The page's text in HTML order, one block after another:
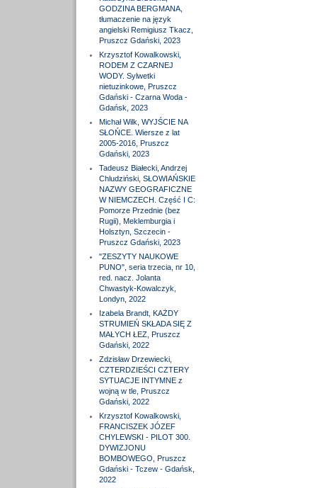
GODZINA BERGMANA,
tłumaczenie na język
angielski Remigiusz Tkacz,
Pruszcz Gdański, 2023
Krzysztof Kowalkowski,
RODEM Z CZARNEJ
WODY. Sylwetki
nietuzinkowe, Pruszcz
Gdański - Czarna Woda -
Gdańsk, 2023
Michał Wilk, WYJŚCIE NA
SŁOŃCE. Wiersze z lat
2005-2016, Pruszcz
Gdański, 2023
Tadeusz Białecki, Andrzej
Chludziński, SŁOWIAŃSKIE
NAZWY GEOGRAFICZNE
W NIEMCZECH. Część I C:
Pomorze Przednie (bez
Rugii), Meklemburgia i
Holsztyn, Szczecin -
Pruszcz Gdański, 2023
"ZESZYTY NAUKOWE
PUNO", seria trzecia, nr 10,
red. nacz. Jolanta
Chwastyk-Kowalczyk,
Londyn, 2022
Izabela Brandt, KAŻDY
STRUMIEŃ SKŁADA SIĘ Z
MAŁYCH ŁEZ, Pruszcz
Gdański, 2022
Zdzisław Drzewiecki,
CZTERDZIEŚCI CZTERY
SYTUACJE INTYMNE z
wojną w tle, Pruszcz
Gdański, 2022
Krzysztof Kowalkowski,
FRANCISZEK JÓZEF
CHYLEWSKI - PILOT 300.
DYWIZJONU
BOMBOWEGO, Pruszcz
Gdański - Tczew - Gdańsk,
2022